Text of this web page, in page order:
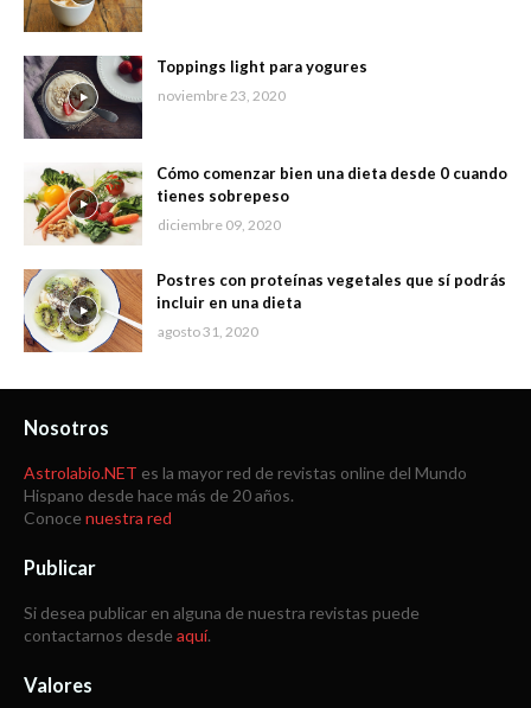
Toppings light para yogures
noviembre 23, 2020
Cómo comenzar bien una dieta desde 0 cuando
tienes sobrepeso
diciembre 09, 2020
Postres con proteínas vegetales que sí podrás
incluir en una dieta
agosto 31, 2020
Nosotros
Astrolabio.NET es la mayor red de revistas online del Mundo
Hispano desde hace más de 20 años.
Conoce nuestra red
Publicar
Si desea publicar en alguna de nuestra revistas puede
contactarnos desde aquí.
Valores